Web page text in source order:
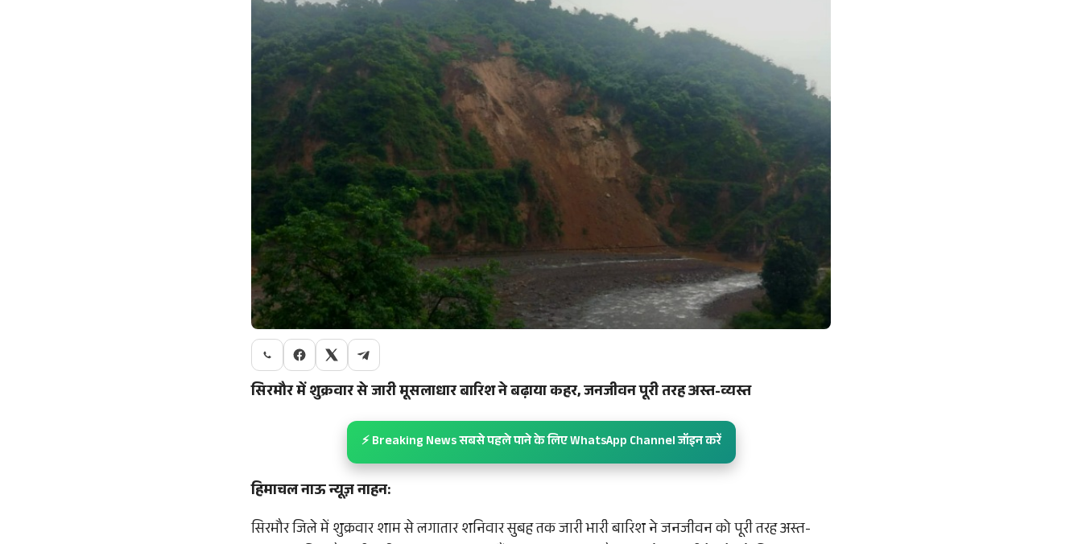
सिरमौर में शुक्रवार से जारी मूसलाधार बारिश ने बढ़ाया कहर, जनजीवन पूरी तरह अस्त-व्यस्त
⚡ Breaking News सबसे पहले पाने के लिए WhatsApp Channel जॉइन करें
हिमाचल नाऊ न्यूज़ नाहन:
सिरमौर जिले में शुक्रवार शाम से लगातार शनिवार सुबह तक जारी भारी बारिश ने जनजीवन को पूरी तरह अस्त-